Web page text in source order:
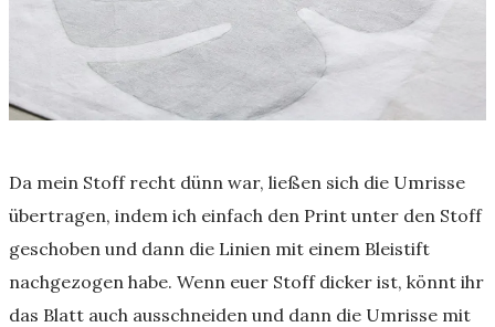
Da mein Stoff recht dünn war, ließen sich die Umrisse
übertragen, indem ich einfach den Print unter den Stoff
geschoben und dann die Linien mit einem Bleistift
nachgezogen habe. Wenn euer Stoff dicker ist, könnt ihr
das Blatt auch ausschneiden und dann die Umrisse mit